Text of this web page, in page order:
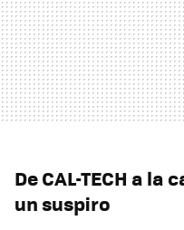
De CAL-TECH a
un suspiro